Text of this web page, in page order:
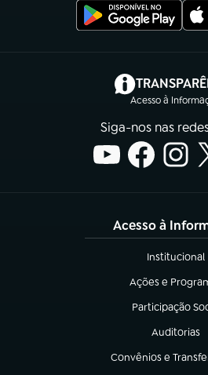
Acesso à
Siga-nos nas
Acesso à
Institucional
(abre em
Ações e
(abre em nova
Participação
(abre em nova
Auditorias
(abre em
Convênios e
(abre em nova aba)